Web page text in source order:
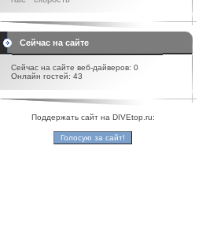
Сейчас на сайте
Сейчас на сайте веб-дайверов: 0
Онлайн гостей: 43
Поддержать сайт на DIVEtop.ru: